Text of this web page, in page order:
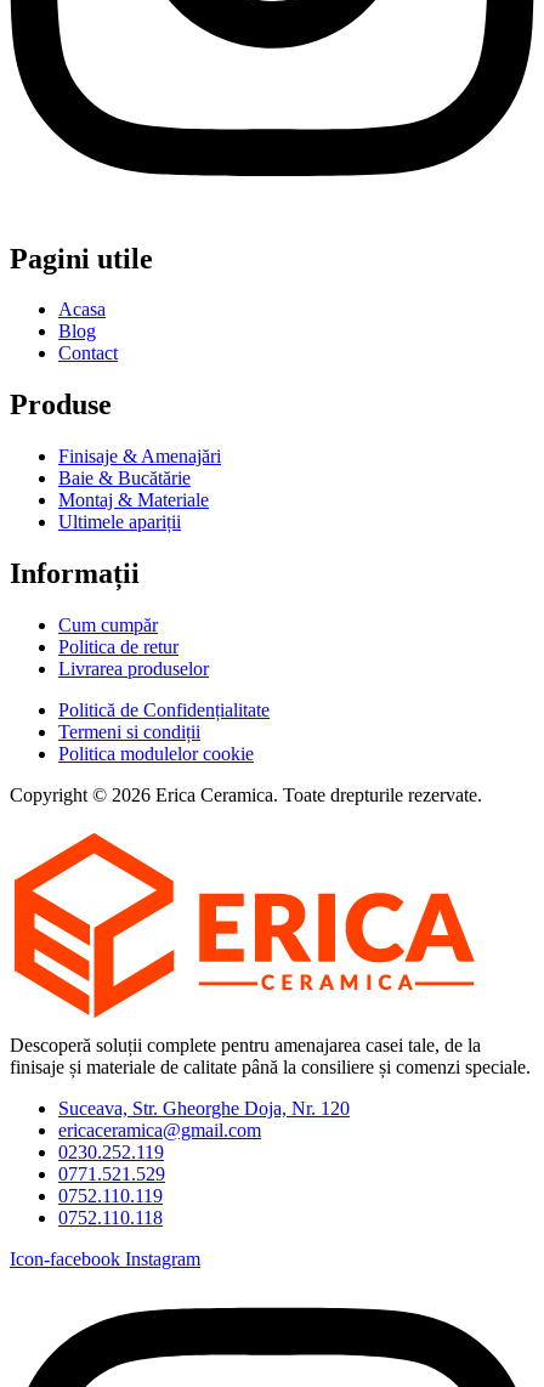
Pagini utile
Acasa
Blog
Contact
Produse
Finisaje & Amenajări
Baie & Bucătărie
Montaj & Materiale
Ultimele apariții
Informații
Cum cumpăr
Politica de retur
Livrarea produselor
Politică de Confidențialitate
Termeni si condiții
Politica modulelor cookie
Copyright © 2026 Erica Ceramica. Toate drepturile rezervate.
Descoperă soluții complete pentru amenajarea casei tale, de la
finisaje și materiale de calitate până la consiliere și comenzi speciale.
Suceava, Str. Gheorghe Doja, Nr. 120
ericaceramica@gmail.com
0230.252.119
0771.521.529
0752.110.119
0752.110.118
Icon-facebook Instagram